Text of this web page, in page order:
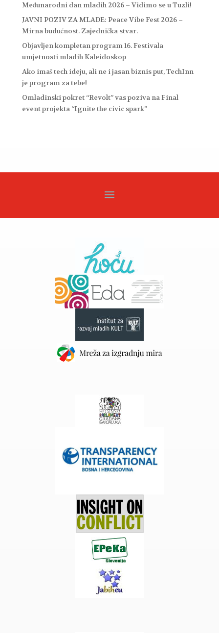
Međunarodni dan mladih 2026 – Vidimo se u Tuzli!
JAVNI POZIV ZA MLADE: Peace Vibe Fest 2026 –
Mirna budućnost. Zajednička stvar.
Objavljen kompletan program 16. Festivala
umjetnosti mladih Kaleidoskop
Ako imaš tech ideju, ali ne i jasan biznis put, TechInn
je program za tebe!
Omladinski pokret “Revolt” vas poziva na Final
event projekta “Ignite the civic spark”